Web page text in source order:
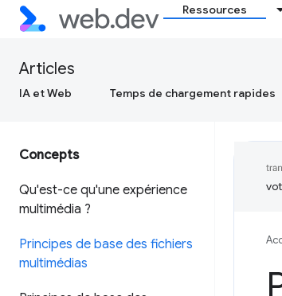
Ressources
Articles
IA et Web Temps de chargement rapides
Concepts
Qu'est-ce qu'une expérience
multimédia ?
Principes de base des fichiers
multimédias